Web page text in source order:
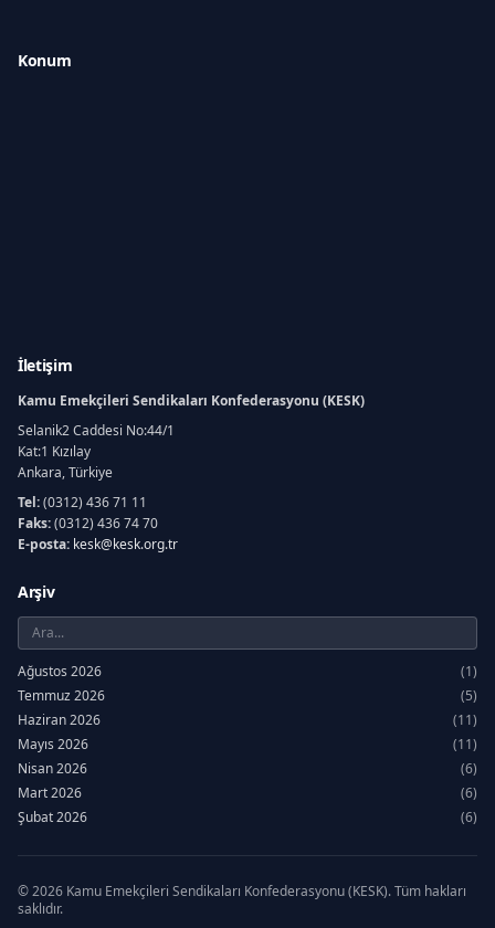
Konum
İletişim
Kamu Emekçileri Sendikaları Konfederasyonu (KESK)
Selanik2 Caddesi No:44/1
Kat:1 Kızılay
Ankara, Türkiye
Tel:(0312) 436 71 11
Faks:(0312) 436 74 70
E-posta: kesk@kesk.org.tr
Arşiv
Ağustos 2026
(1)
Temmuz 2026
(5)
Haziran 2026
(11)
Mayıs 2026
(11)
Nisan 2026
(6)
Mart 2026
(6)
Şubat 2026
(6)
Kasım 2025
(6)
Ekim 2025
© 2026 Kamu Emekçileri Sendikaları Konfederasyonu (KESK). Tüm hakları
saklıdır.